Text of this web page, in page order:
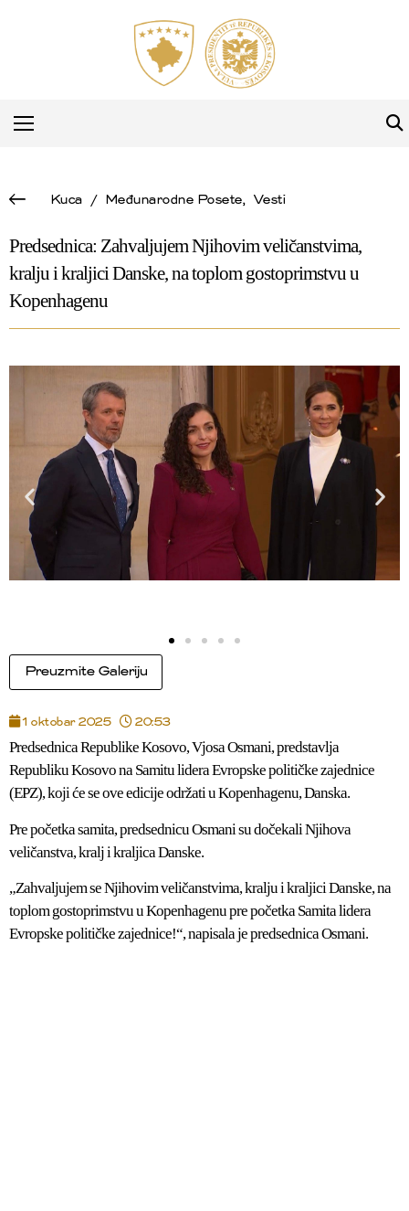
Kuca/ Međunarodne Posete, Vesti
Predsednica: Zahvaljujem Njihovim veličanstvima,
kralju i kraljici Danske, na toplom gostoprimstvu u
Kopenhagenu
Preuzmite Galeriju
1 oktobar 2025 20:53
Predsednica Republike Kosovo, Vjosa Osmani, predstavlja
Republiku Kosovo na Samitu lidera Evropske političke zajednice
(EPZ), koji će se ove edicije održati u Kopenhagenu, Danska.
Pre početka samita, predsednicu Osmani su dočekali Njihova
veličanstva, kralj i kraljica Danske.
„Zahvaljujem se Njihovim veličanstvima, kralju i kraljici Danske, na
toplom gostoprimstvu u Kopenhagenu pre početka Samita lidera
Evropske političke zajednice!“, napisala je predsednica Osmani.